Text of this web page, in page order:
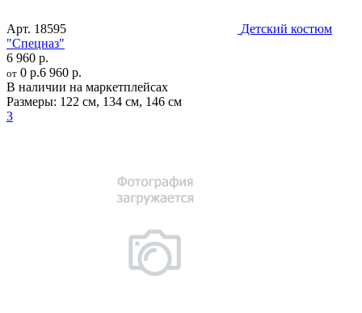
Арт. 18595
Детский костюм
"Спецназ"
6 960 р.
от 0 р.6 960 р.
В наличии на маркетплейсах
Размеры: 122 см, 134 см, 146 см
3